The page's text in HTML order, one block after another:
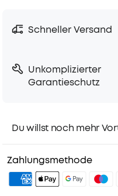
Schneller Versand
Unkomplizierter
Garantieschutz
Du willst noch mehr
2. Mitglieder-Preise für
3. Geburtstagsgeschenk
4. Weitere Vorteile mit
Zahlungsmethode